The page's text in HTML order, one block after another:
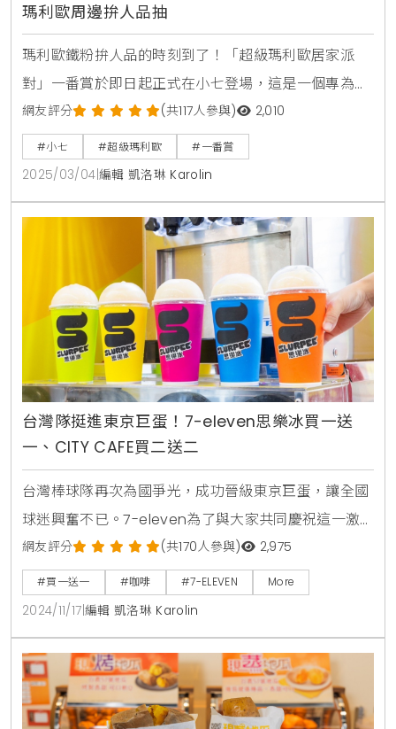
瑪利歐周邊拚人品抽
瑪利歐鐵粉拚人品的時刻到了！「超級瑪利歐居家派
對」一番賞於即日起正式在小七登場，這是一個專為瑪
利歐迷設計的居家派對系列，讓你在家中也能享受超級
瑪利歐的樂趣！這次推出的近30款派對必需品，包括零
食收納盒、造型吐司模具和可愛的造型夾，絕對能讓你
的聚會充滿趣味與創意，讓每一位參與者都能感受到遊
戲的魅力與歡樂。首先，A獎的「零食收納盒」絕對是
派對的明星！它的設計靈感來自遊戲中的問號磚塊，讓
你在享用零食的同
網友評分 (共117人參與) 2,010
#小七 #超級瑪利歐 #一番賞
2025/03/04 編輯 凱洛琳 Karolin
台灣隊挺進東京巨蛋！7-eleven思樂冰買一送
一、CITY CAFE買二送二
台灣棒球隊再次為國爭光，成功晉級東京巨蛋，讓全國
球迷興奮不已。7-eleven為了與大家共同慶祝這一激
動人心的時刻，從11月18日至19日，各大品牌推出一系列
優惠活動，讓你在支持台灣隊的同時，還能享受豐富的
優惠。無論是人氣飲品、限量周邊商品，還是超值折
扣，都不容錯過。7-eleven12強限時優惠活動期間：11
月18日至19日CITY CAFE厚乳拿鐵買二送二CITY PEARL
珍珠焙火烏龍買二送
網友評分 (共170人參與) 2,975
#買一送一 #咖啡 #7-ELEVEN More
2024/11/17 編輯 凱洛琳 Karolin